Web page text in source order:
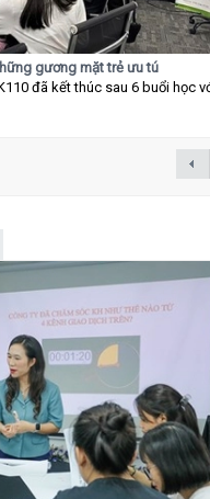
gương mặt trẻ ưu tú
đã kết thúc sau 6 buổi học